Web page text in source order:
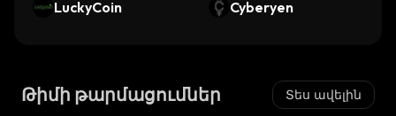
(Dinari Tokenized S
LuckyCoin Cyberyen
Թիմի թարմացումներ Տես ավելին